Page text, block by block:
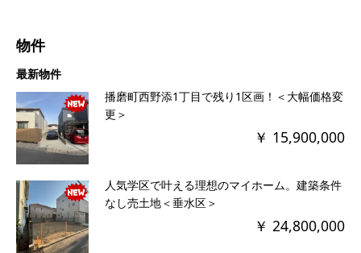
物件
最新物件
播磨町西野添1丁目で残り1区画！＜大幅価格変
更＞
￥ 15,900,000
人気学区で叶える理想のマイホーム。建築条件
なし売土地＜垂水区＞
￥ 24,800,000